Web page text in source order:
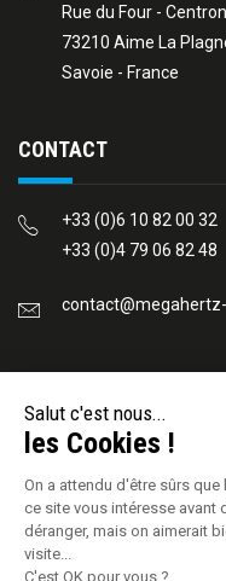
Rue du Four - Centron
73210 Aime La
Savoie - France
CONTACT
+33 (0)6 10 82 00 32
+33 (0)4 79 06 82 48
REJOIGNEZ-NOUS
Salut c'est nous...
les Cookies !
On a attendu d'être sûrs que
ce site vous intéresse avant
déranger, mais on aimerait
visite...
C'est OK pour vous ?